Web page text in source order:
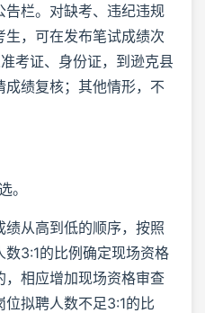
栏。对缺考、违纪违规
，可在发布笔试成绩次
考证、身份证，到逊克县
成绩复核；其他情形，不
。
从高到低的顺序，按照
3:1的比例确定现场资格
，相应增加现场资格审查
拟聘人数不足3:1的比